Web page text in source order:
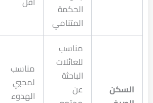
الحكمة
المتنامي
السكن
مناسب
للعائلات
الباحثة
عن
مناسب
لمحبي
الهدوء